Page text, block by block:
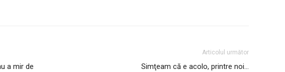
a mir de
Articolul următor
Simţeam că e acolo, printre noi…